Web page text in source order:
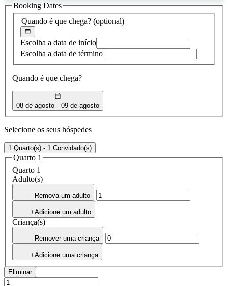
encontrada
Quando é que chega? (optional)
Escolha a data de início
Escolha a data de término
Quando é que chega?
08 de agosto 09 de agosto
Booking Dates
Selecione os seus hóspedes
1 Quarto(s) - 1 Convidado(s)
Quarto 1
Quarto 1
Adulto(s)
- Remova um adulto
+Adicione um adulto
Criança(s)
- Remover uma criança
+Adicione uma criança
Eliminar